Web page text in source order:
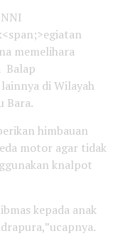
memelihara
Balap
di Wilayah
Bara.
himbauan
motor agar tidak
knalpot
kepada anak